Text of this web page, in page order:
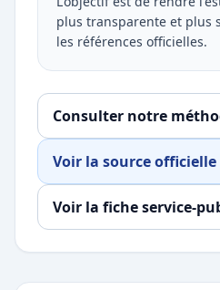
plus transparente et plus
les références officielles.
Consulter notre
Voir la source officielle
Voir la fiche service-